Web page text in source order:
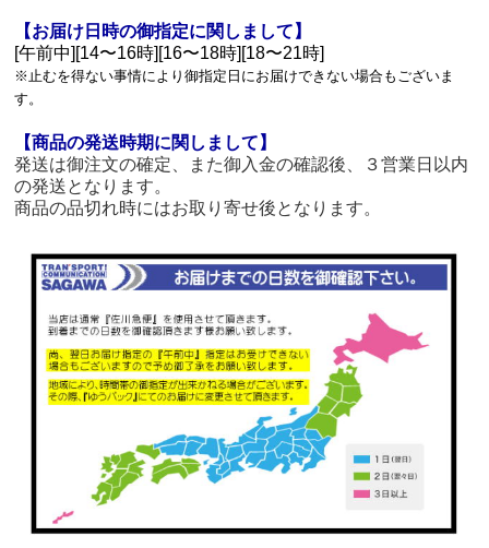
【お届け日時の御指定に関しまして】
[午前中][14〜16時][16〜18時][18〜21時]
※止むを得ない事情により御指定日にお届けできない場合もございま
す。
【商品の発送時期に関しまして】
発送は御注文の確定、また御入金の確認後、３営業日以内
の発送となります。
商品の品切れ時にはお取り寄せ後となります。